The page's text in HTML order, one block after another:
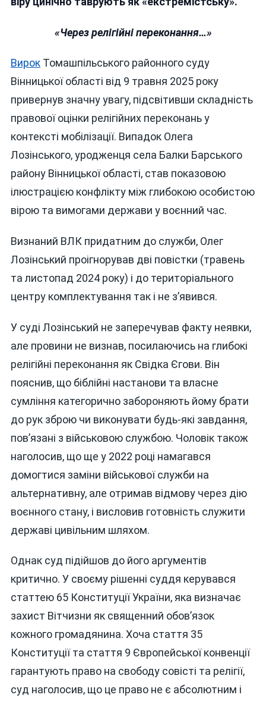
«Через релігійні переконання…»
ВирокТомашпільського районного суду
Вінницької області від 9 травня 2025 року
привернув значну увагу, підсвітивши складність
правової оцінки релігійних переконань у
контексті мобілізації. Випадок Олега
Лозінського, уродженця села Балки Барського
району Вінницької області, став показовою
ілюстрацією конфлікту між глибокою особистою
вірою та вимогами держави у воєнний час.
Визнаний ВЛК придатним до служби, Олег
Лозінський проігнорував дві повістки (травень
та листопад 2024 року) і до територіального
центру комплектування так і не з’явився.
У суді Лозінський не заперечував факту неявки,
але провини не визнав, посилаючись на глибокі
релігійні переконання як Свідка Єгови. Він
пояснив, що біблійні настанови та власне
сумління категорично забороняють йому брати
до рук зброю чи виконувати будь-які завдання,
пов’язані з військовою службою. Чоловік також
наголосив, що ще у 2022 році намагався
домогтися заміни військової служби на
альтернативну, але отримав відмову через дію
воєнного стану, і висловив готовність служити
державі цивільним шляхом.
Однак суд підійшов до його аргументів
критично. У своєму рішенні суддя керувався
статтею 65 Конституції України, яка визначає
захист Вітчизни як священний обов’язок
кожного громадянина. Хоча стаття 35
Конституції та стаття 9 Європейської конвенції
гарантують право на свободу совісті та релігії,
суд наголосив, що це право не є абсолютним і